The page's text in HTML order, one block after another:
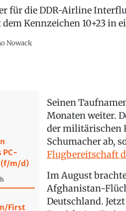
für die DDR-Airline
Kennzeichen 10+23 in
Nowack
PC-
(f/m/d)
First
Seinen
Monaten weiter.
der militärischen
Schumacher ab,
Flugbereitschaft
Im August
Afghanistan-
Deutschland.